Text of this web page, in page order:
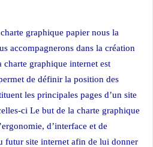
graphique papier nous la
accompagnerons dans la création
charte graphique internet est
de définir la position des
les principales pages d’un site
ci Le but de la charte graphique
d’interface et de
futur site internet afin de lui donner